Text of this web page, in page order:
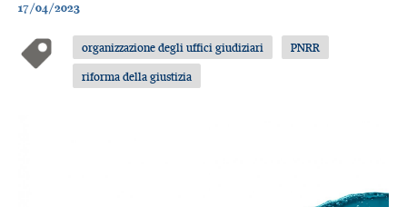
17/04/2023
organizzazione degli uffici giudiziari
PNRR
riforma della giustizia